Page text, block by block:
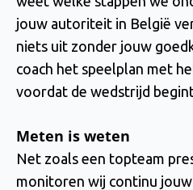
jouw autoriteit in België
niets uit zonder jouw
coach het speelplan met
voordat de wedstrijd
Meten is weten
Net zoals een topteam
monitoren wij continu